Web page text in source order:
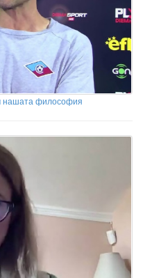
нашата философия